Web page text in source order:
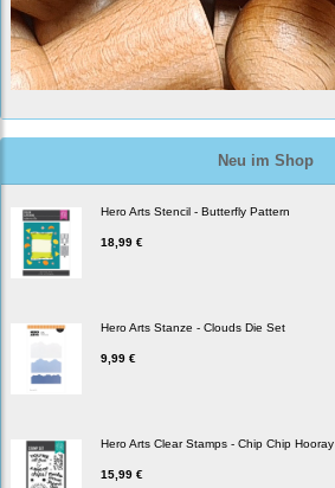
Neu im Shop
Hero Arts Stencil - Butterfly Pattern
18,99 €
Hero Arts Stanze - Clouds Die Set
9,99 €
Hero Arts Clear Stamps - Chip Chip Hooray
15,99 €